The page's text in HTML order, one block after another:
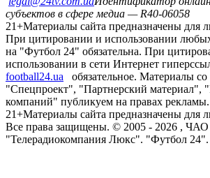
субъектов в сфере медиа — R40-06058
21+Материалы сайта предназначены для
При цитировании и использовании
на "Футбол 24" обязательна. При
использовании в сети Интернет
football24.ua
обязательное. Материалы со
"Спецпроект", "Партнерский материал",
компаний" публикуем на правах рекламы.
21+Материалы сайта предназначены для
Все права защищены. © 2005 - 2026 , ЧАО
"Телерадиокомпания Люкс". "Футбол 24".